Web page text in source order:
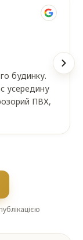
будинку.
усередину
ПВХ,